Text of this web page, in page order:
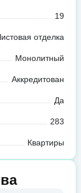
19
отделка
Монолитный
Аккредитован
Да
283
Квартиры